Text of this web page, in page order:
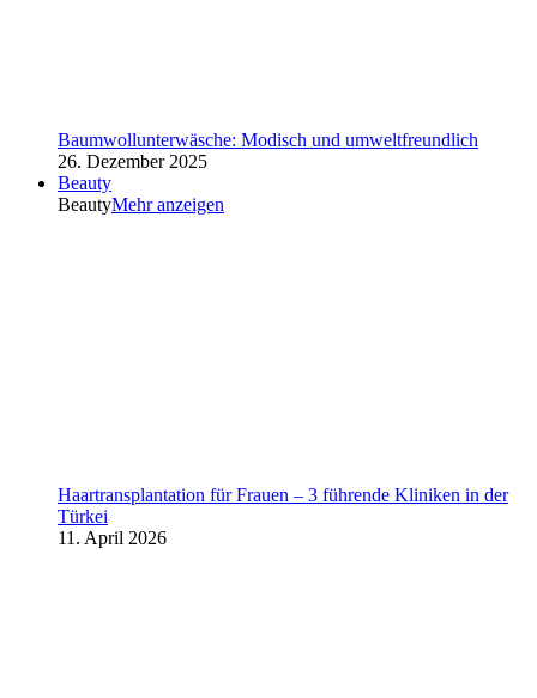
Baumwollunterwäsche: Modisch und umweltfreundlich
26. Dezember 2025
Beauty
BeautyMehr anzeigen
Haartransplantation für Frauen – 3 führende Kliniken in der
Türkei
11. April 2026